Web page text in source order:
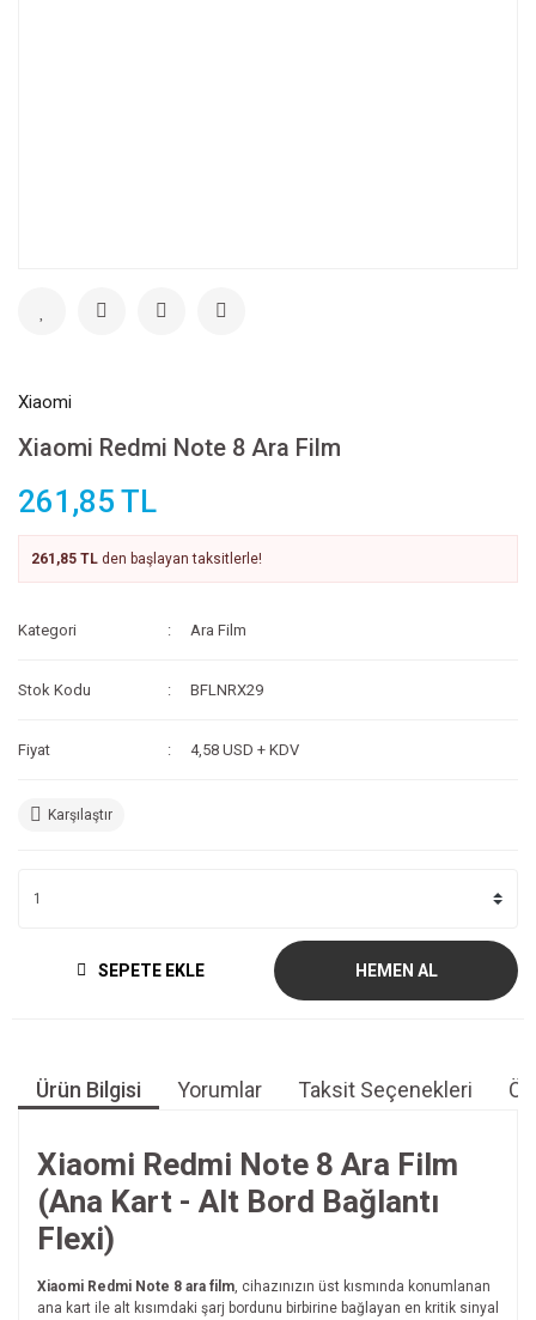
Xiaomi
Xiaomi Redmi Note 8 Ara Film
261,85 TL
261,85 TL den başlayan taksitlerle!
Kategori Ara Film
Stok Kodu BFLNRX29
Fiyat 4,58 USD + KDV
Karşılaştır
SEPETE EKLE HEMEN AL
Ürün Bilgisi Yorumlar Taksit Seçenekleri
Xiaomi Redmi Note 8 Ara Film
(Ana Kart - Alt Bord Bağlantı
Flexi)
Xiaomi Redmi Note 8 ara film, cihazınızın üst kısmında konumlanan
ana kart ile alt kısımdaki şarj bordunu birbirine bağlayan en kritik sinyal